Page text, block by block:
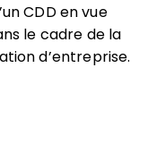
CDD en vue
le cadre de la
d’entreprise.